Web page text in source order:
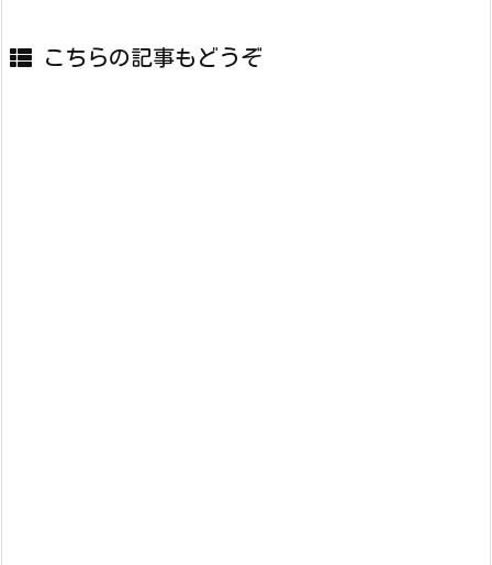
こちらの記事もどうぞ